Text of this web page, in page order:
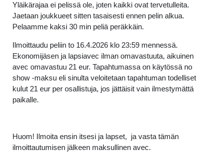
Yläikärajaa ei pelissä ole, joten kaikki ovat tervetulleita.
Jaetaan joukkueet sitten tasaisesti ennen pelin alkua.
Pelaamme kaksi 30 min peliä peräkkäin.
Ilmoittaudu peliin to 16.4.2026 klo 23:59 mennessä.
Ekonomijäsen ja lapsiavec ilman omavastuuta, aikuinen
avec omavastuu 21 eur. Tapahtumassa on käytössä no
show -maksu eli sinulta veloitetaan tapahtuman todelliset
kulut 21 eur per osallistuja, jos jättäisit vain ilmestymättä
paikalle.
Huom! Ilmoita ensin itsesi ja lapset, ja vasta tämän
ilmoittautumisen jälkeen maksullinen avec.